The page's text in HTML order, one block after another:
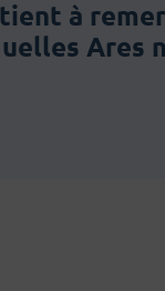
à
Ares